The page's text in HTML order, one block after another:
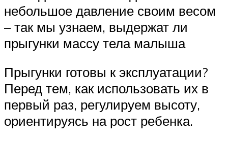
небольшое давление своим весом
– так мы узнаем, выдержат ли
прыгунки массу тела малыша
Прыгунки готовы к эксплуатации?
Перед тем, как использовать их в
первый раз, регулируем высоту,
ориентируясь на рост ребенка.